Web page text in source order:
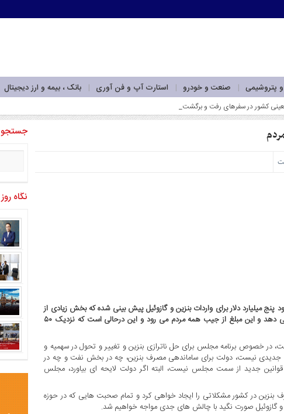
پتروشیمی صنعت و خودرو استارت آپ و فن آوری بانک ، بیمه و ارز دیجیتال
دلار برای واردات بنزین و گازوئیل پیش بینی شده که بخش زیادی از
درآمدهای کشور را از بودجه عمومی کشور به خود اختصاص می دهد و این مبلغ از جیب همه مردم می رود و این درحالی است که نزدیک ۵۰
در خصوص برنامه مجلس برای حل ناترازی بنزین و تغییر و تحول در سهمیه و
جدیدی نیست، دولت برای ساماندهی مصرف بنزین، چه در بخش نفت و چه در
قوانین جدید از سمت مجلس نیست، البته اگر دولت لایحه ای بیاورد، مجلس
در کشور مشکلاتی را ایجاد خواهی کرد و تمام صحبت هایی که در حوزه
گازوئیل صورت نگید با چالش های جدی مواجه خواهیم شد.
جستجو
نگاه روز